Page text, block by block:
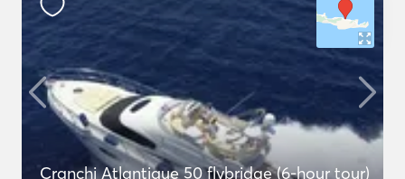
Cranchi Atlantique 50 flybridge (6-hour tour)